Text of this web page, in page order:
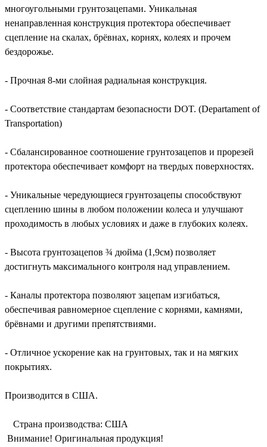
многоугольными грунтозацепами. Уникальная
ненаправленная конструкция протектора обеспечивает
сцепление на скалах, брёвнах, корнях, колеях и прочем
бездорожье.
- Прочная 8-ми слойная радиальная конструкция.
- Соответствие стандартам безопасности DOT. (Departament of
Transportation)
- Сбалансированное соотношение грунтозацепов и прорезей
протектора обеспечивает комфорт на твердых поверхностях.
- Уникальные чередующиеся грунтозацепы способствуют
сцеплению шины в любом положении колеса и улучшают
проходимость в любых условиях и даже в глубоких колеях.
- Высота грунтозацепов ¾ дюйма (1,9см) позволяет
достигнуть максимального контроля над управлением.
- Каналы протектора позволяют зацепам изгибаться,
обеспечивая равномерное сцепление с корнями, камнями,
брёвнами и другими препятствиями.
- Отличное ускорение как на грунтовых, так и на мягких
покрытиях.
Производится в США.
Страна производства: CША
Внимание! Оригинальная продукция!